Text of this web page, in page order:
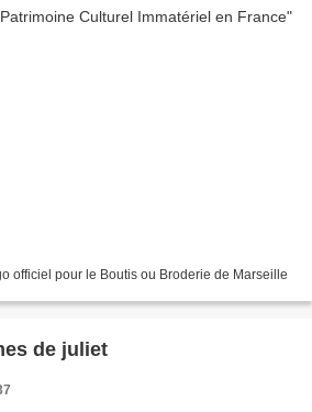
officiel pour le Boutis ou Broderie de Marseille
de juliet